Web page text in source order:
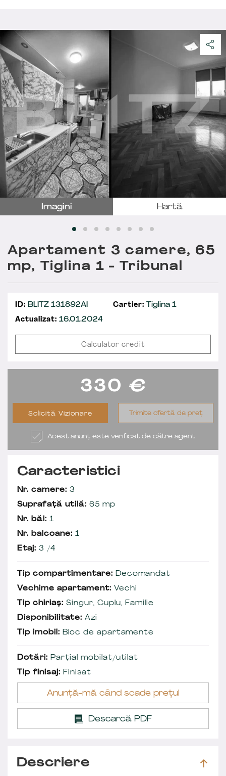
Imagini Hartă
Apartament 3 camere, 65
mp, Tiglina 1 - Tribunal
ID: BLITZ 131892AI Cartier: Tiglina 1
Actualizat: 16.01.2024
Calculator credit
330 €
Solicită Vizionare Trimite ofertă de preț
Acest anunț este verificat de către agent
Caracteristici
Nr. camere: 3
Suprafață utilă: 65 mp
Nr. băi: 1
Nr. balcoane: 1
Etaj: 3 /4
Tip compartimentare: Decomandat
Vechime apartament: Vechi
Tip chiriaș: Singur, Cuplu, Familie
Disponibilitate: Azi
Tip imobil: Bloc de apartamente
Dotări: Parțial mobilat/utilat
Tip finisaj: Finisat
Anunță-mă când scade prețul
Descarcă PDF
Descriere